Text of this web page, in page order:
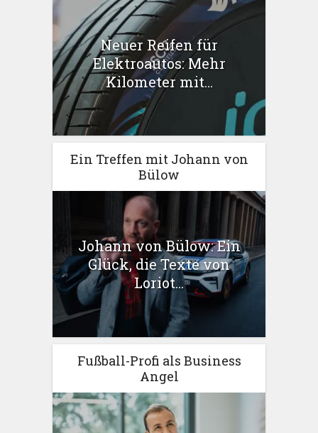
Neuer Reifen für
Elektroautos: Mehr
Kilometer mit...
Ein Treffen mit Johann von
Bülow
Johann von Bülow: Ein
Glück, die Texte von
Loriot...
Fußball-Profi als Business
Angel